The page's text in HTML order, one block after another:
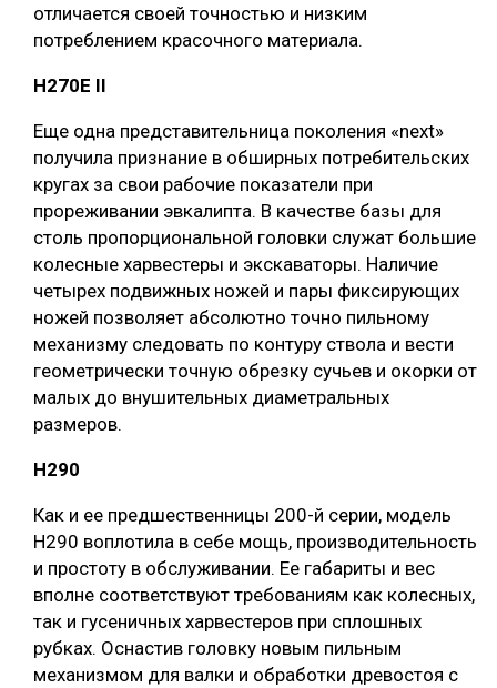
отличается своей точностью и низким
потреблением красочного материала.
H270E II
Еще одна представительница поколения «next»
получила признание в обширных потребительских
кругах за свои рабочие показатели при
прореживании эвкалипта. В качестве базы для
столь пропорциональной головки служат большие
колесные харвестеры и экскаваторы. Наличие
четырех подвижных ножей и пары фиксирующих
ножей позволяет абсолютно точно пильному
механизму следовать по контуру ствола и вести
геометрически точную обрезку сучьев и окорки от
малых до внушительных диаметральных
размеров.
H290
Как и ее предшественницы 200-й серии, модель
H290 воплотила в себе мощь, производительность
и простоту в обслуживании. Ее габариты и вес
вполне соответствуют требованиям как колесных,
так и гусеничных харвестеров при сплошных
рубках. Оснастив головку новым пильным
механизмом для валки и обработки древостоя с